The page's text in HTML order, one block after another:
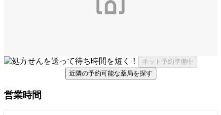
ネット予約準備中
近隣の予約可能な薬局を探す
営業時間